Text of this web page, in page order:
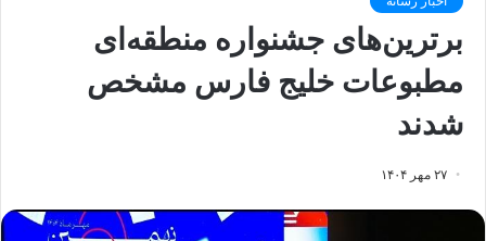
برترین‌های جشنواره منطقه‌ای
مطبوعات خلیج فارس مشخص
شدند
۲۷ مهر ۱۴۰۴